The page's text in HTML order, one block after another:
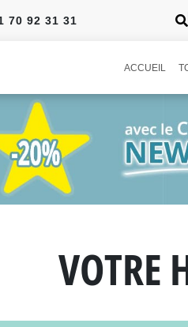
70 92 31 31
ACCUEIL
VOTRE